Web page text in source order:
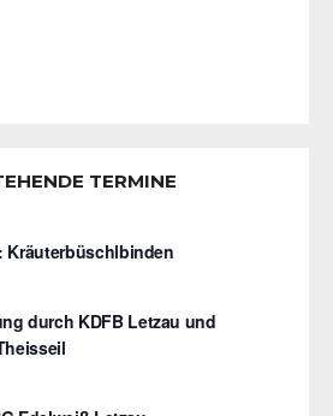
TERMINE
Kräuterbüschlbinden
durch KDFB Letzau und